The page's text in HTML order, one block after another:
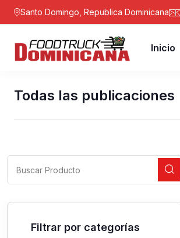
Santo Domingo, Republica Dominicana
Inicio
Todas las publicaciones
Filtrar por categorías